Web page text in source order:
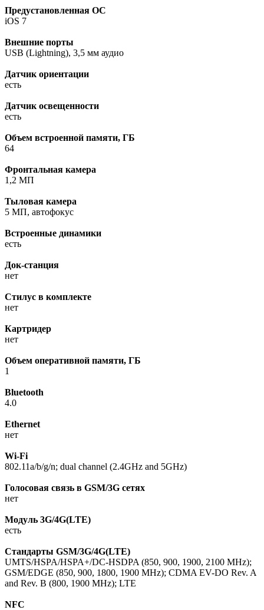
Предустановленная ОС
iOS 7
Внешние порты
USB (Lightning), 3,5 мм аудио
Датчик ориентации
есть
Датчик освещенности
есть
Объем встроенной памяти, ГБ
64
Фронтальная камера
1,2 МП
Тыловая камера
5 МП, автофокус
Встроенные динамики
есть
Док-станция
нет
Стилус в комплекте
нет
Картридер
нет
Объем оперативной памяти, ГБ
1
Bluetooth
4.0
Ethernet
нет
Wi-Fi
802.11a/b/g/n; dual channel (2.4GHz and 5GHz)
Голосовая связь в GSM/3G сетях
нет
Модуль 3G/4G(LTE)
есть
Стандарты GSM/3G/4G(LTE)
UMTS/HSPA/HSPA+/DC-HSDPA (850, 900, 1900, 2100 MHz);
GSM/EDGE (850, 900, 1800, 1900 MHz); CDMA EV-DO Rev. A
and Rev. B (800, 1900 MHz); LTE
NFC